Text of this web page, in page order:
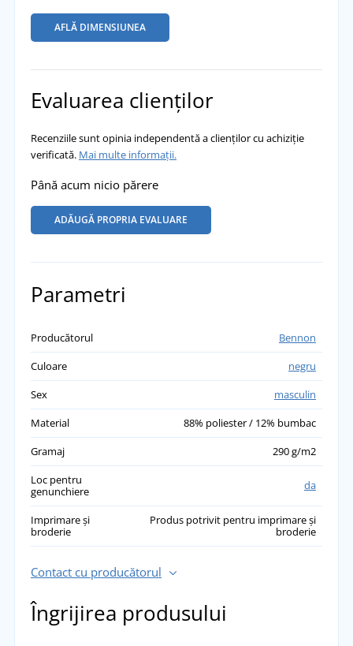
AFLĂ DIMENSIUNEA
Evaluarea clienților
Recenziile sunt opinia independentă a clienților cu achiziție
verificată. Mai multe informații.
Până acum nicio părere
ADĂUGĂ PROPRIA EVALUARE
Parametri
Producătorul
Bennon
Culoare
negru
Sex
masculin
Material
88% poliester / 12% bumbac
Gramaj
290 g/m2
Loc pentru
genunchiere
da
Imprimare și
broderie
Produs potrivit pentru imprimare și
broderie
Contact cu producătorul
Îngrijirea produsului